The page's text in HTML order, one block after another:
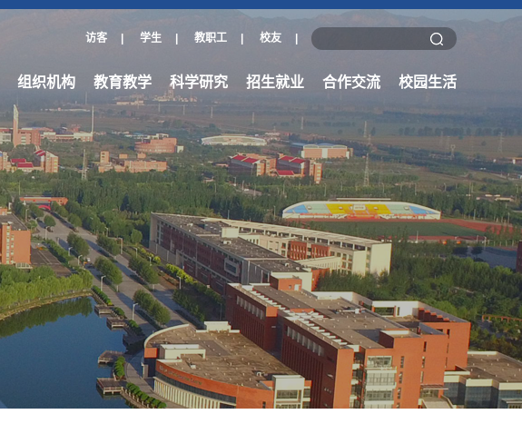
访客 学生 教职工 校友
组织机构 教育教学 科学研究 招生就业 合作交流 校园生活